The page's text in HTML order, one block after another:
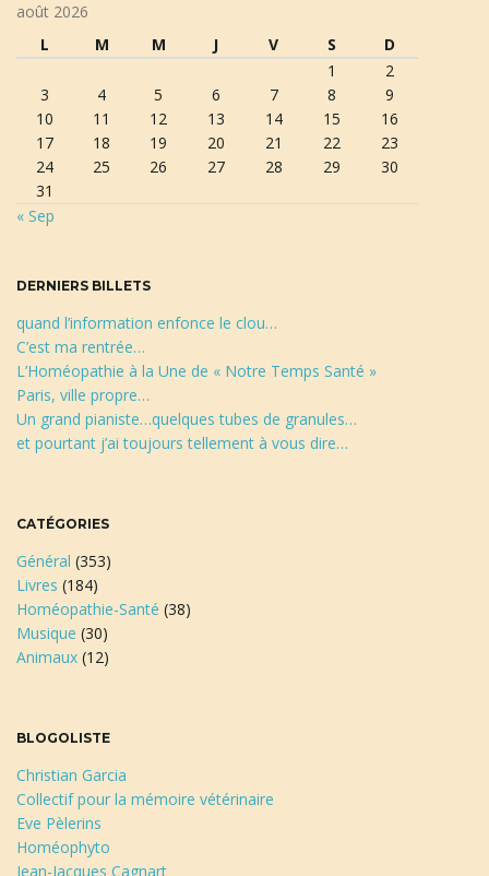
c
août 2026
L
M M J V S D
« Sep
1
2
3
4 5 6 7 8
9
10
11 12 13 14 15
16
17
18 19 20 21 22
23
24
25 26 27 28 29
30
31
DERNIERS BILLETS
quand l’information enfonce le clou…
C’est ma rentrée…
L’Homéopathie à la Une de « Notre Temps Santé »
Paris, ville propre…
Un grand pianiste…quelques tubes de granules…
et pourtant j’ai toujours tellement à vous dire…
CATÉGORIES
Général (353)
Livres (184)
Homéopathie-Santé (38)
Musique (30)
Animaux (12)
BLOGOLISTE
Christian Garcia
Collectif pour la mémoire vétérinaire
Eve Pèlerins
Homéophyto
Jean-Jacques Cagnart